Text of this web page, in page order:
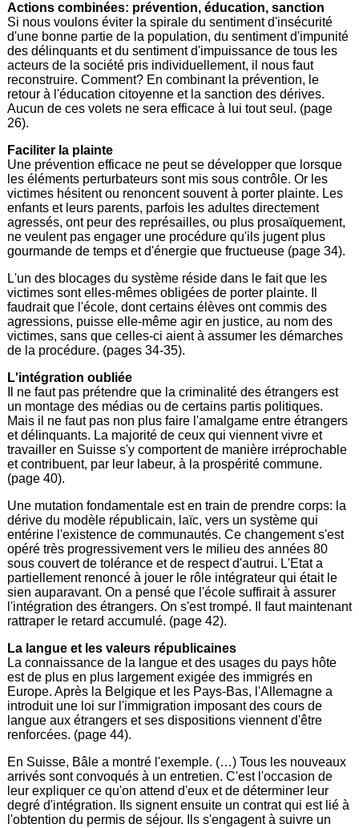
Actions combinées: prévention, éducation, sanction
Si nous voulons éviter la spirale du sentiment d'insécurité
d'une bonne partie de la population, du sentiment d'impunité
des délinquants et du sentiment d'impuissance de tous les
acteurs de la société pris individuellement, il nous faut
reconstruire. Comment? En combinant la prévention, le
retour à l'éducation citoyenne et la sanction des dérives.
Aucun de ces volets ne sera efficace à lui tout seul. (page
26).
Faciliter la plainte
Une prévention efficace ne peut se développer que lorsque
les éléments perturbateurs sont mis sous contrôle. Or les
victimes hésitent ou renoncent souvent à porter plainte. Les
enfants et leurs parents, parfois les adultes directement
agressés, ont peur des représailles, ou plus prosaïquement,
ne veulent pas engager une procédure qu'ils jugent plus
gourmande de temps et d'énergie que fructueuse (page 34).
L'un des blocages du système réside dans le fait que les
victimes sont elles-mêmes obligées de porter plainte. Il
faudrait que l'école, dont certains élèves ont commis des
agressions, puisse elle-même agir en justice, au nom des
victimes, sans que celles-ci aient à assumer les démarches
de la procédure. (pages 34-35).
L'intégration oubliée
Il ne faut pas prétendre que la criminalité des étrangers est
un montage des médias ou de certains partis politiques.
Mais il ne faut pas non plus faire l'amalgame entre étrangers
et délinquants. La majorité de ceux qui viennent vivre et
travailler en Suisse s'y comportent de manière irréprochable
et contribuent, par leur labeur, à la prospérité commune.
(page 40).
Une mutation fondamentale est en train de prendre corps: la
dérive du modèle républicain, laïc, vers un système qui
entérine l'existence de communautés. Ce changement s'est
opéré très progressivement vers le milieu des années 80
sous couvert de tolérance et de respect d'autrui. L'Etat a
partiellement renoncé à jouer le rôle intégrateur qui était le
sien auparavant. On a pensé que l'école suffirait à assurer
l'intégration des étrangers. On s'est trompé. Il faut maintenant
rattraper le retard accumulé. (page 42).
La langue et les valeurs républicaines
La connaissance de la langue et des usages du pays hôte
est de plus en plus largement exigée des immigrés en
Europe. Après la Belgique et les Pays-Bas, l'Allemagne a
introduit une loi sur l'immigration imposant des cours de
langue aux étrangers et ses dispositions viennent d'être
renforcées. (page 44).
En Suisse, Bâle a montré l'exemple. (…) Tous les nouveaux
arrivés sont convoqués à un entretien. C'est l'occasion de
leur expliquer ce qu'on attend d'eux et de déterminer leur
degré d'intégration. Ils signent ensuite un contrat qui est lié à
l'obtention du permis de séjour. Ils s'engagent à suivre un